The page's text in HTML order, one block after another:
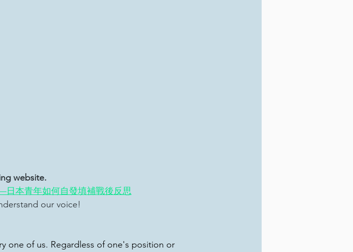
website.
本青年如何自發填補戰後反思
our voice!
one of us. Regardless of one's position or